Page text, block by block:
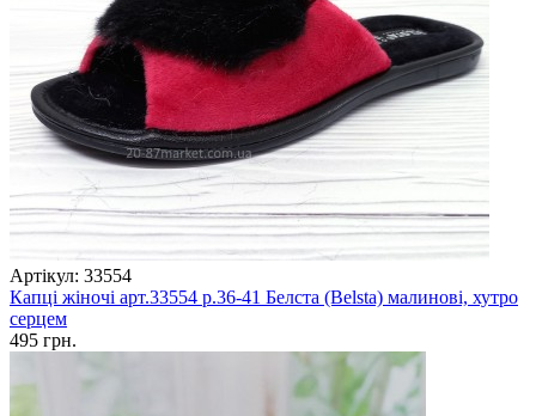
Артікул: 33554
Капці жіночі арт.33554 р.36-41 Белста (Belsta) малинові, хутро
серцем
495 грн.